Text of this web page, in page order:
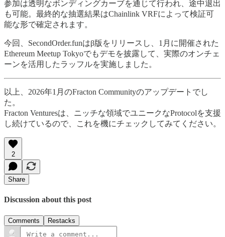
参加は透明なボンディングカーブを通じて行われ、途中退出
も可能。最終的な抽選結果はChainlink VRFによって検証可
能な形で確定されます。
今回、SecondOrder.funはβ版をリリースし、1月に開催された
Ethereum Meetup Tokyoでもデモを披露して、実際のオンチェ
ーンを活用したラッフルを実施しました。
以上、2026年1月のFracton Communityのアップデートでし
た。
Fracton Venturesは、ニッチな領域でユニークなProtocolを支援
し続けているので、これを機にチェックしてみてください。
2
Share
Discussion about this post
Comments Restacks